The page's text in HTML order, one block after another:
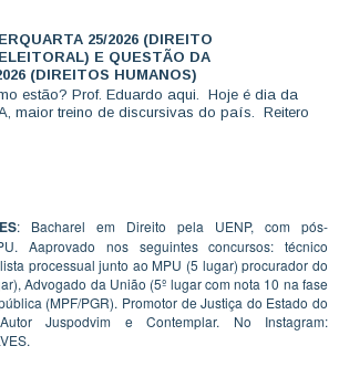
25/2026 (DIREITO
E QUESTÃO DA
(DIREITOS HUMANOS)
estão? Prof. Eduardo aqui. Hoje é dia da
maior treino de discursivas do país. Reitero
: Bacharel em Direito pela UENP, com pós-
Aaprovado nos seguintes concursos: técnico
processual junto ao MPU (5 lugar) procurador do
Advogado da União (5º lugar com nota 10 na fase
(MPF/PGR). Promotor de Justiça do Estado do
Juspodvim e Contemplar. No Instagram: